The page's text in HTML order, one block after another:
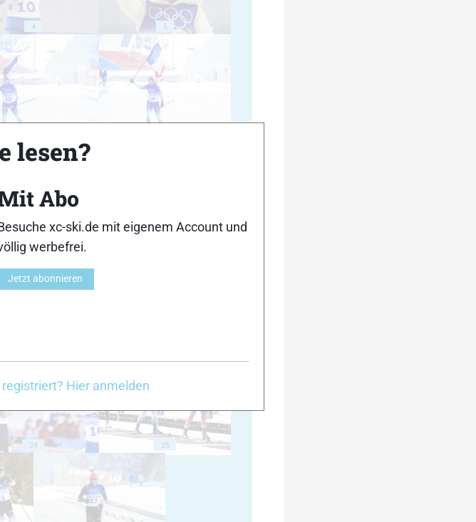
4 5
24 25
lesen?
Abo
xc-ski.de mit eigenem Account und
werbefrei.
Jetzt abonnieren
Hier anmelden